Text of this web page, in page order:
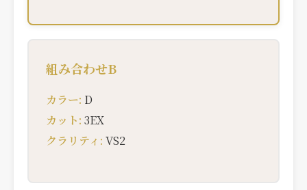
組み合わせB
カラー: D
カット: 3EX
クラリティ: VS2